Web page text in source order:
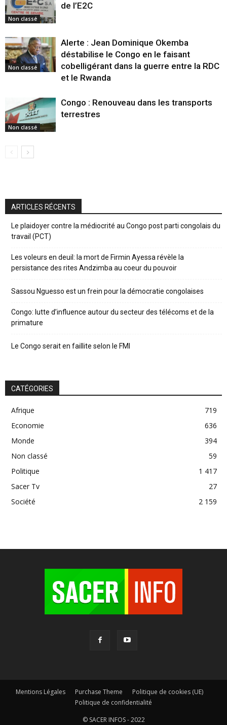
Non classé
de l’E2C
Non classé
Alerte : Jean Dominique Okemba
déstabilise le Congo en le faisant
cobelligérant dans la guerre entre la RDC
et le Rwanda
Non classé
Congo : Renouveau dans les transports
terrestres
ARTICLES RÉCENTS
Le plaidoyer contre la médiocrité au Congo post parti congolais du
travail (PCT)
Les voleurs en deuil: la mort de Firmin Ayessa révèle la
persistance des rites Andzimba au coeur du pouvoir
Sassou Nguesso est un frein pour la démocratie congolaises
Congo: lutte d’influence autour du secteur des télécoms et de la
primature
Le Congo serait en faillite selon le FMI
CATÉGORIES
Afrique
719
Economie
636
Monde
394
Non classé
59
Politique
1 417
Sacer Tv
27
Société
2 159
Mentions Légales Purchase Theme
Politique de cookies (UE)
Politique de confidentialité
© SACER INFOS - 2022